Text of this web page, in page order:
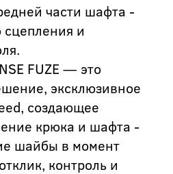
части шафта -
сцепления и
FUZE — это
эксклюзивное
создающее
крюка и шафта -
шайбы в момент
контроль и